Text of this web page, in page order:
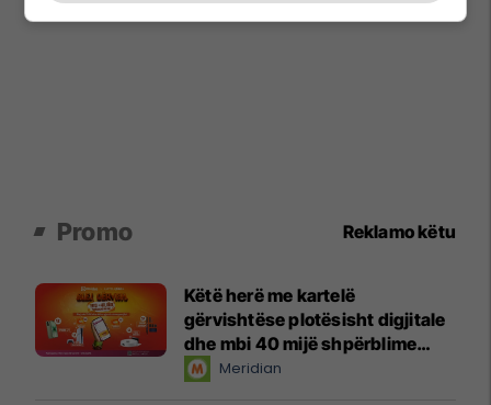
Promo Reklamo këtu
Këtë herë me kartelë
gërvishtëse plotësisht digjitale
dhe mbi 40 mijë shpërblime
instant!Meridian